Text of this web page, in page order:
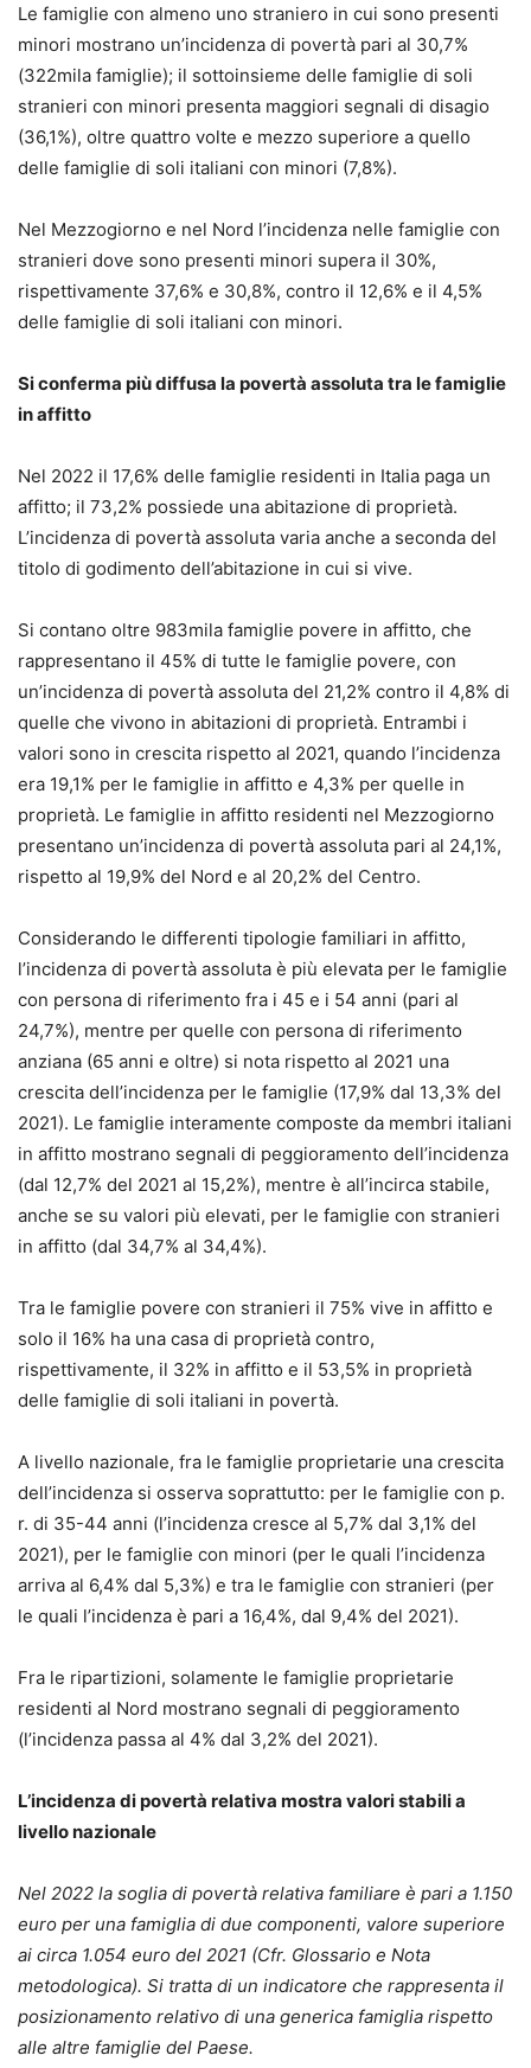
Le famiglie con almeno uno straniero in cui sono presenti
minori mostrano un’incidenza di povertà pari al 30,7%
(322mila famiglie); il sottoinsieme delle famiglie di soli
stranieri con minori presenta maggiori segnali di disagio
(36,1%), oltre quattro volte e mezzo superiore a quello
delle famiglie di soli italiani con minori (7,8%).
Nel Mezzogiorno e nel Nord l’incidenza nelle famiglie con
stranieri dove sono presenti minori supera il 30%,
rispettivamente 37,6% e 30,8%, contro il 12,6% e il 4,5%
delle famiglie di soli italiani con minori.
Si conferma più diffusa la povertà assoluta tra le famiglie
in affitto
Nel 2022 il 17,6% delle famiglie residenti in Italia paga un
affitto; il 73,2% possiede una abitazione di proprietà.
L’incidenza di povertà assoluta varia anche a seconda del
titolo di godimento dell’abitazione in cui si vive.
Si contano oltre 983mila famiglie povere in affitto, che
rappresentano il 45% di tutte le famiglie povere, con
un’incidenza di povertà assoluta del 21,2% contro il 4,8% di
quelle che vivono in abitazioni di proprietà. Entrambi i
valori sono in crescita rispetto al 2021, quando l’incidenza
era 19,1% per le famiglie in affitto e 4,3% per quelle in
proprietà. Le famiglie in affitto residenti nel Mezzogiorno
presentano un’incidenza di povertà assoluta pari al 24,1%,
rispetto al 19,9% del Nord e al 20,2% del Centro.
Considerando le differenti tipologie familiari in affitto,
l’incidenza di povertà assoluta è più elevata per le famiglie
con persona di riferimento fra i 45 e i 54 anni (pari al
24,7%), mentre per quelle con persona di riferimento
anziana (65 anni e oltre) si nota rispetto al 2021 una
crescita dell’incidenza per le famiglie (17,9% dal 13,3% del
2021). Le famiglie interamente composte da membri italiani
in affitto mostrano segnali di peggioramento dell’incidenza
(dal 12,7% del 2021 al 15,2%), mentre è all’incirca stabile,
anche se su valori più elevati, per le famiglie con stranieri
in affitto (dal 34,7% al 34,4%).
Tra le famiglie povere con stranieri il 75% vive in affitto e
solo il 16% ha una casa di proprietà contro,
rispettivamente, il 32% in affitto e il 53,5% in proprietà
delle famiglie di soli italiani in povertà.
A livello nazionale, fra le famiglie proprietarie una crescita
dell’incidenza si osserva soprattutto: per le famiglie con p.
r. di 35-44 anni (l’incidenza cresce al 5,7% dal 3,1% del
2021), per le famiglie con minori (per le quali l’incidenza
arriva al 6,4% dal 5,3%) e tra le famiglie con stranieri (per
le quali l’incidenza è pari a 16,4%, dal 9,4% del 2021).
Fra le ripartizioni, solamente le famiglie proprietarie
residenti al Nord mostrano segnali di peggioramento
(l’incidenza passa al 4% dal 3,2% del 2021).
L’incidenza di povertà relativa mostra valori stabili a
livello nazionale
Nel 2022 la soglia di povertà relativa familiare è pari a 1.150
euro per una famiglia di due componenti, valore superiore
ai circa 1.054 euro del 2021 (Cfr. Glossario e Nota
metodologica). Si tratta di un indicatore che rappresenta il
posizionamento relativo di una generica famiglia rispetto
alle altre famiglie del Paese.